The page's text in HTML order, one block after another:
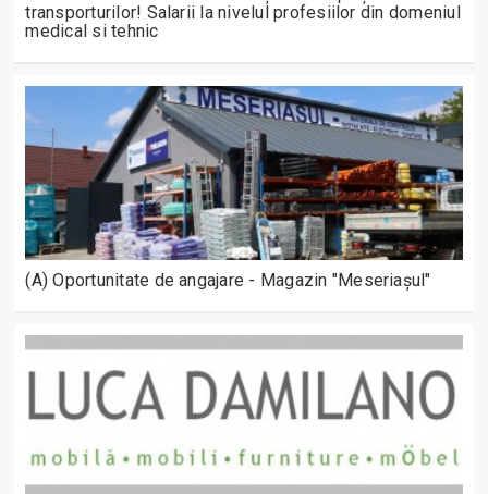
transporturilor! Salarii la nivelul profesiilor din domeniul
medical si tehnic
(A) Oportunitate de angajare - Magazin "Meseriașul"